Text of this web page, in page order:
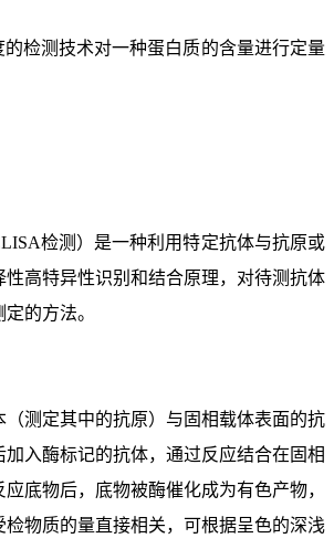
检测技术对一种蛋白质的含量进行定量
检测）是一种利用特定抗体与抗原或
性高特异性识别和结合原理，对待测抗体
的方法。
（测定其中的抗原）与固相载体表面的抗
入酶标记的抗体，通过反应结合在固相
底物后，底物被酶催化成为有色产物，
检物质的量直接相关，可根据呈色的深浅